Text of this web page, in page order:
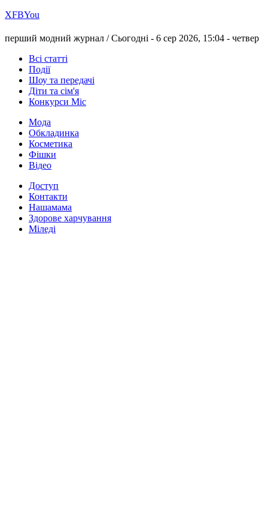
ХFBYou
перший модний журнал /Сьогодні - 6 сер 2026, 15:04 - четвер
Всі статті
Події
Шоу та передачі
Діти та сім'я
Конкурси Міс
Мода
Обкладинка
Косметика
Фішки
Відео
Доступ
Контакти
Нашамама
Здорове харчування
Міледі